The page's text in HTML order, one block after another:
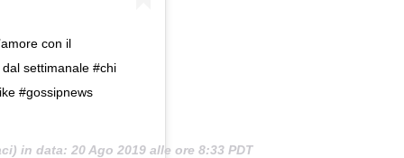
con il
settimanale #chi
#gossipnews
in data: 20 Ago 2019 alle ore 8:33 PDT